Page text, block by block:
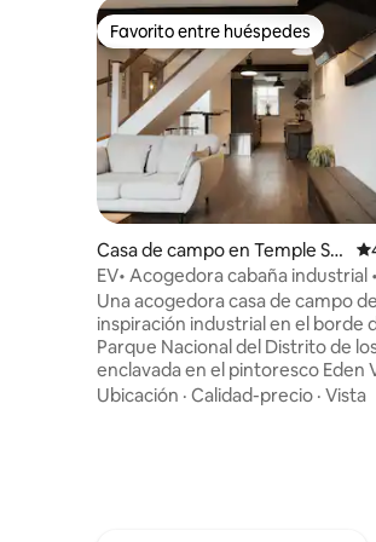
Favorito entre huéspedes
Favorito entre huéspedes
Casa de campo en Temple So
werby
EV• Acogedora cabaña industrial
de entrada a los lagos
Una acogedora casa de campo de
inspiración industrial en el borde
Parque Nacional del Distrito de
enclavada en el pintoresco Eden
Diseñado para la comodidad y la
una cocina totalmente equipada,
Starlink de alta velocidad, un
Ubicación · Calidad-precio · Vista